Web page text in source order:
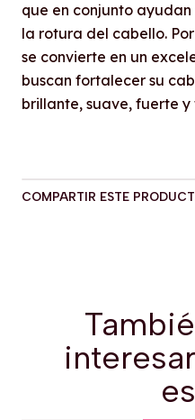
que en conjunto
la rotura del cabello.
se convierte en un
buscan fortalecer su
brillante, suave, fuerte y
COMPARTIR ESTE